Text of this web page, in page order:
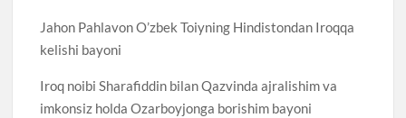
Jahon Pahlavon O’zbek Toiyning Hindistondan Iroqqa
kelishi bayoni
Iroq noibi Sharafiddin bilan Qazvinda ajralishim va
imkonsiz holda Ozarboyjonga borishim bayoni